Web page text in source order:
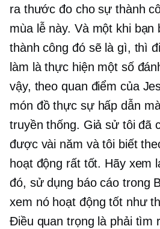
ra thước đo cho sự thành
mùa lễ này. Và một khi
thành công đó sẽ là gì, thì
làm là thực hiện một số
vậy, theo quan điểm của
món đồ thực sự hấp dẫn
truyền thống. Giả sử tôi đã
được vài năm và tôi biết
hoạt động rất tốt. Hãy xem
đó, sử dụng báo cáo trong
xem nó hoạt động tốt như
Điều quan trọng là phải tìm